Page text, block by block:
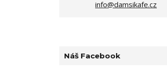
info@damsikafe.cz
Náš Facebook